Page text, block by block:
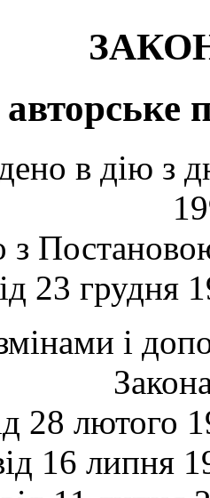
в дію з
з
23 грудня
і
28 лютого
16 липня